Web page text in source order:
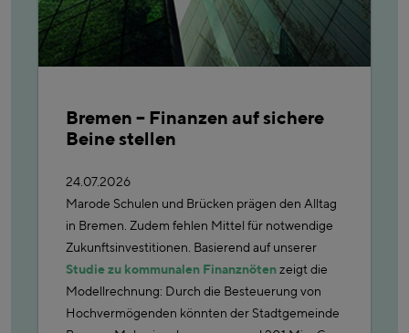
Bremen – Finanzen auf sichere
Beine stellen
24.07.2026
Marode Schulen und Brücken prägen den Alltag
in Bremen. Zudem fehlen Mittel für notwendige
Zukunftsinvestitionen. Basierend auf unserer
Studie zu kommunalen Finanznötenzeigt die
Modellrechnung: Durch die Besteuerung von
Hochvermögenden könnten der Stadtgemeinde